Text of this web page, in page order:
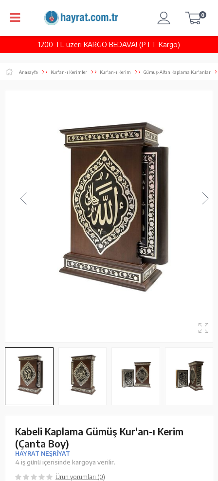
1200 TL üzeri KARGO BEDAVA! (PTT Kargo)
0
Anasayfa Kur'an-ı Kerimler Kur'an-ı Kerim Gümüş-Altın Kaplama Kur'anlar
Kabeli Kaplama Gümüş Kur'an-ı Kerim
(Çanta Boy)
HAYRAT NEŞRİYAT
4 iş günü içerisinde kargoya verilir.
Ürün yorumları (0)